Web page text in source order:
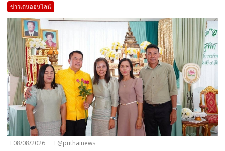
ข่าวเด่นออนไลน์
08/08/2026 @puthainews